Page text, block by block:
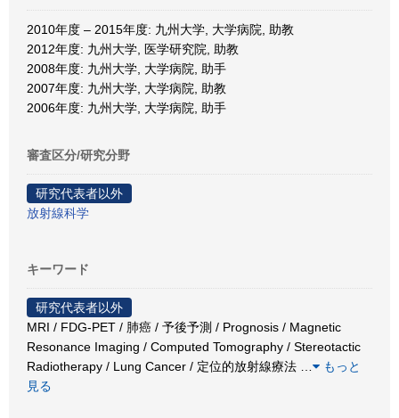
2010年度 – 2015年度: 九州大学, 大学病院, 助教
2012年度: 九州大学, 医学研究院, 助教
2008年度: 九州大学, 大学病院, 助手
2007年度: 九州大学, 大学病院, 助教
2006年度: 九州大学, 大学病院, 助手
審査区分/研究分野
研究代表者以外
放射線科学
キーワード
研究代表者以外
MRI / FDG-PET / 肺癌 / 予後予測 / Prognosis / Magnetic
Resonance Imaging / Computed Tomography / Stereotactic
Radiotherapy / Lung Cancer / 定位的放射線療法
もっと
見る